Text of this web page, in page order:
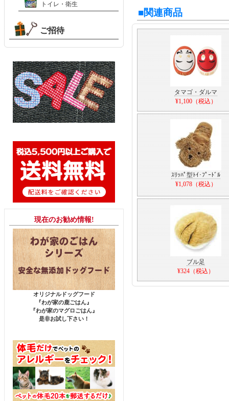
■関連商品
タマゴ・ダルマ
¥1,100（税込）
ｽﾘｯﾊﾟ型ﾄｲ･ﾌﾟｰﾄﾞﾙ
¥1,078（税込）
ブル足
¥324（税込）
トイレ・衛生
ご招待
現在のお勧め情報!
オリジナルドッグフード
『わが家の鹿ごはん』
『わが家のマグロごはん』
是非お試し下さい！